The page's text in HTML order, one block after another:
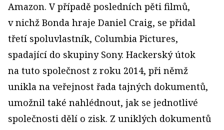
Amazon. V případě posledních pěti filmů,
v nichž Bonda hraje Daniel Craig, se přidal
třetí spoluvlastník, Columbia Pictures,
spadající do skupiny Sony. Hackerský útok
na tuto společnost z roku 2014, při němž
unikla na veřejnost řada tajných dokumentů,
umožnil také nahlédnout, jak se jednotlivé
společnosti dělí o zisk. Z uniklých dokumentů